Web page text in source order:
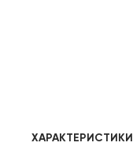
ХАРАКТЕРИСТИКИ